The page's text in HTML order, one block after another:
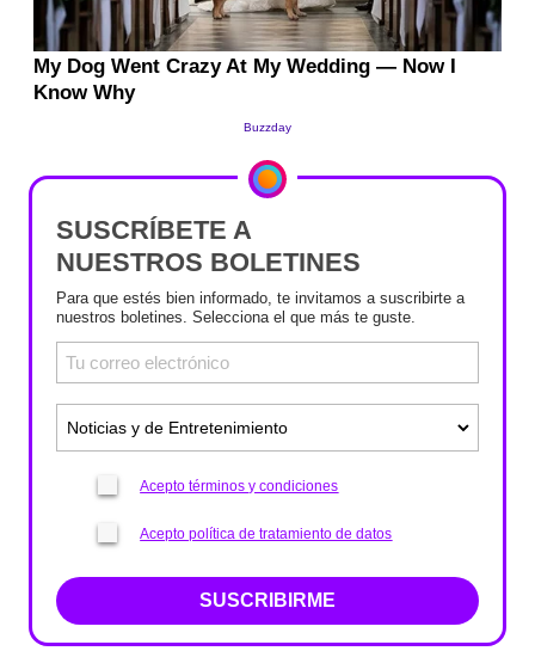
SUSCRÍBETE A
NUESTROS BOLETINES
Para que estés bien informado, te invitamos a suscribirte a
nuestros boletines. Selecciona el que más te guste.
Acepto términos y condiciones
Acepto política de tratamiento de datos
SUSCRIBIRME